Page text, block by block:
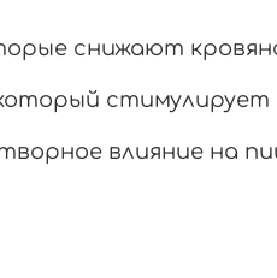
снижают
влияние на